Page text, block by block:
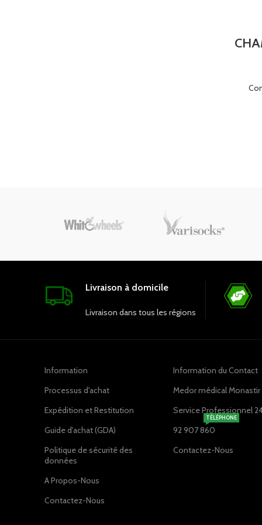
Livraison à domicile
Livraison dans tous les régions
Information
Processus d'achat
Expédition et Restitution
Guide d'achat (GDA)
Politique de sécurité des
données
A Propos-Nous
Contactez-Nous
Information du Contact
Medor médical Monastir
Service Professionnel
92 907 860
TÉLÉPHONE
Contactez-Nous